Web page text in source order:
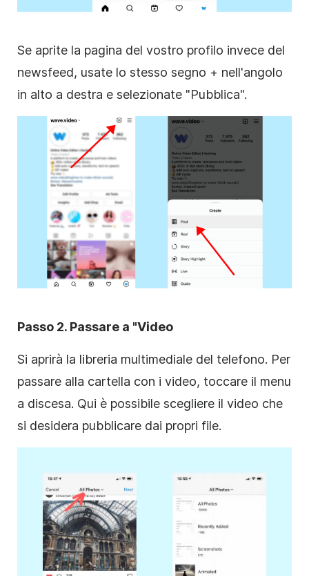
Se aprite la pagina del vostro profilo invece del
newsfeed, usate lo stesso segno + nell'angolo
in alto a destra e selezionate "Pubblica".
Passo 2. Passare a "Video
Si aprirà la libreria multimediale del telefono. Per
passare alla cartella con i video, toccare il menu
a discesa. Qui è possibile scegliere il video che
si desidera pubblicare dai propri file.